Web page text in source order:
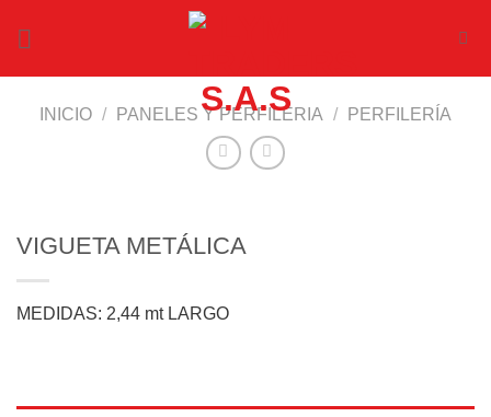
INICIO / PANELES Y PERFILERIA / PERFILERÍA
VIGUETA METÁLICA
MEDIDAS: 2,44 mt LARGO